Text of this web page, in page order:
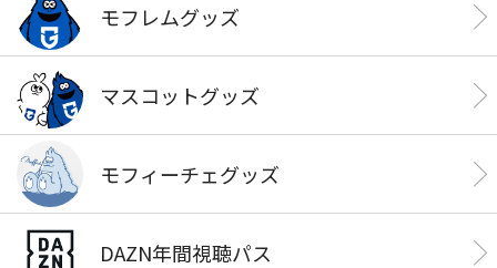
モフレムグッズ
マスコットグッズ
モフィーチェグッズ
DAZN年間視聴パス